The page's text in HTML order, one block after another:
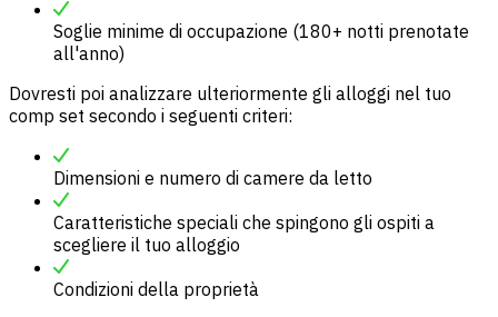
Soglie minime di occupazione (180+ notti prenotate
all'anno)
Dovresti poi analizzare ulteriormente gli alloggi nel tuo
comp set secondo i seguenti criteri:
Dimensioni e numero di camere da letto
Caratteristiche speciali che spingono gli ospiti a
scegliere il tuo alloggio
Condizioni della proprietà